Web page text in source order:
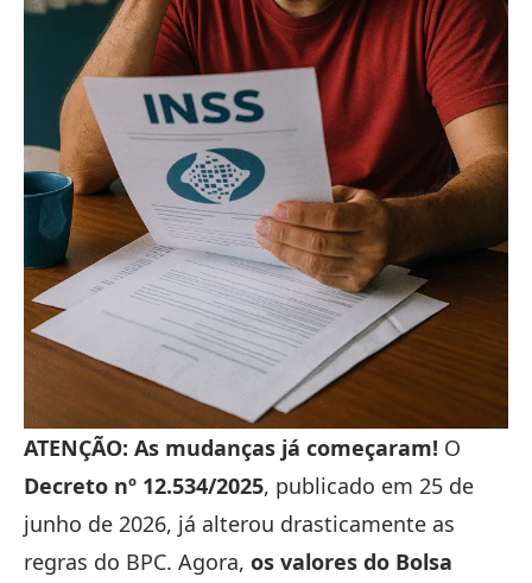
ATENÇÃO: As mudanças já começaram! O
Decreto nº 12.534/2025, publicado em 25 de
junho de 2026, já alterou drasticamente as
regras do BPC. Agora, os valores do Bolsa